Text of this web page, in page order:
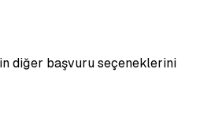
diğer başvuru seçeneklerini